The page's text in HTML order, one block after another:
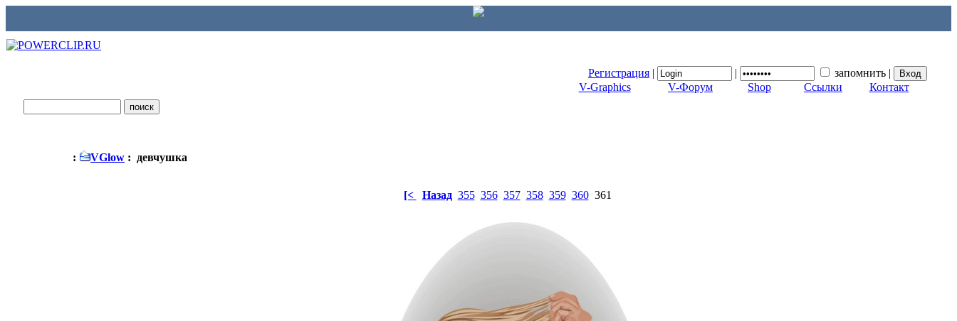
Регистрация | | запомнить |
V-Graphics
V-Форум Shop Ссылки Контакт
: VGlow : девчушка
[< Назад 355 356 357 358 359 360361